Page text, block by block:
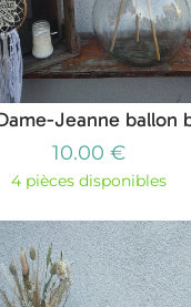
Jeanne ballon
10.00 €
4 pièces disponibles